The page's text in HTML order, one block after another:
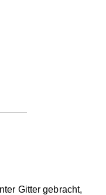
Gitter gebracht,